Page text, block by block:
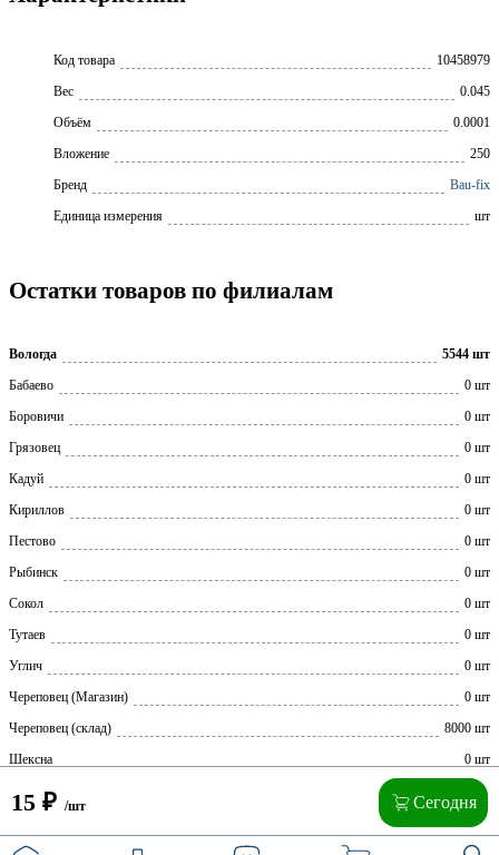
Код товара
10458979
Вес
0.045
Объём
0.0001
Вложение
250
Бренд
Bau-fix
Единица измерения
шт
Остатки товаров по филиалам
Вологда
5544 шт
Бабаево
0 шт
Боровичи
0 шт
Грязовец
0 шт
Кадуй
0 шт
Кириллов
0 шт
Пестово
0 шт
Рыбинск
0 шт
Сокол
0 шт
Тутаев
0 шт
Углич
0 шт
Череповец (Магазин)
0 шт
Череповец (склад)
8000 шт
Шексна
0 шт
15 ₽ /шт Сегодня